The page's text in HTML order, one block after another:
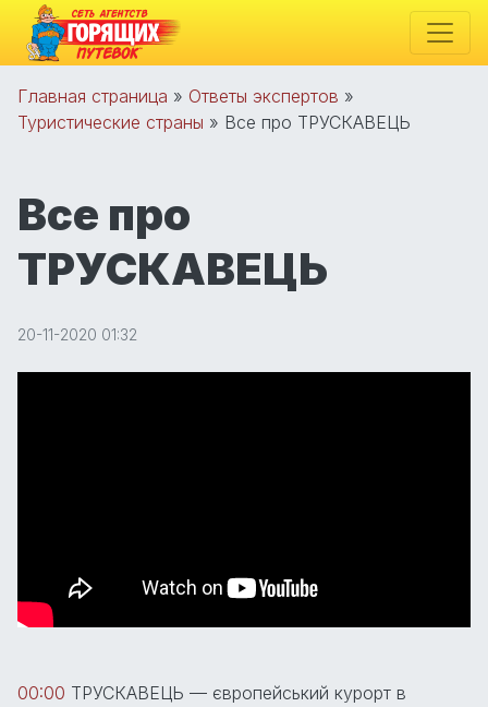
Главная страница » Ответы экспертов »
Туристические страны » Все про ТРУСКАВЕЦЬ
Все про
ТРУСКАВЕЦЬ
20-11-2020 01:32
00:00 ТРУСКАВЕЦЬ — європейський курорт в